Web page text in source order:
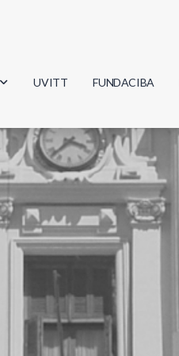
UVITT FUNDACIBA